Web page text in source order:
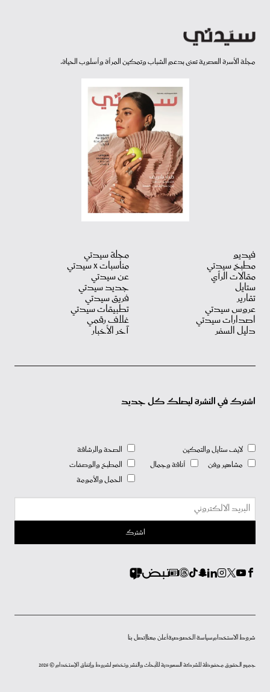
مجلة الأسرة العصرية تعنى بدعم الشباب وتمكين المرأة وأسلوب الحياة.
فيديو
مطبخ سيدتي
مقالات الرأي
ستايل
تقارير
عروس سيدتي
اصدارات سيدتي
دليل السفر
مجلة سيدتي
مناسبات X سيدتي
عن سيدتي
جديد سيدتي
فريق سيدتي
تطبيقات سيدتي
غلاف رقمي
آخر الأخبار
اشترك في النشرة ليصلك كل جديد
لايف ستايل والتمكين
مشاهير وفن
أناقة وجمال
الصحة والرشاقة
المطبخ والوصفات
الحمل والأمومة
شروط الاستخدامسياسة الخصوصيةأعلن معناإتصل بنا
جميع الحقوق محفوظة للشركة السعودية للأبحاث والنشر وتخضع لشروط وإتفاق الإستخدام © 2026